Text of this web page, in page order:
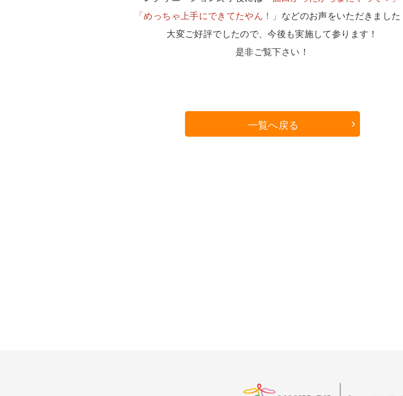
「めっちゃ上手にできてたやん！」 などのお声をいただきました
大変ご好評でしたので、今後も実施して参ります！
是非ご覧下さい！
一覧へ戻る